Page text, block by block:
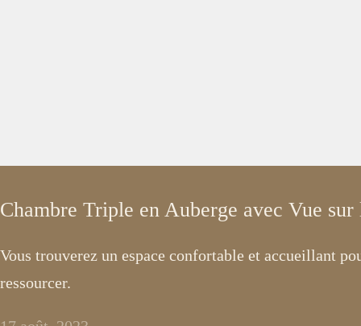
Chambre Triple en Auberge avec Vue
Vous trouverez un espace confortable et accueillant
ressourcer.